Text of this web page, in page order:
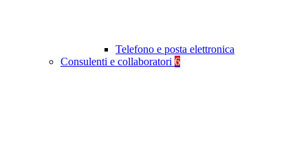
Telefono e posta elettronica
Consulenti e collaboratori 6